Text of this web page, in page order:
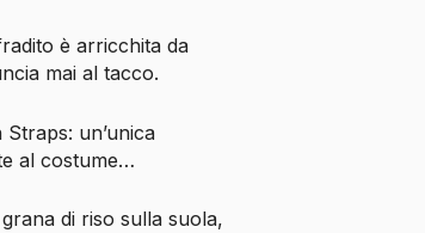
è arricchita da
mai al tacco.
un’unica
al costume…
di riso sulla suola,